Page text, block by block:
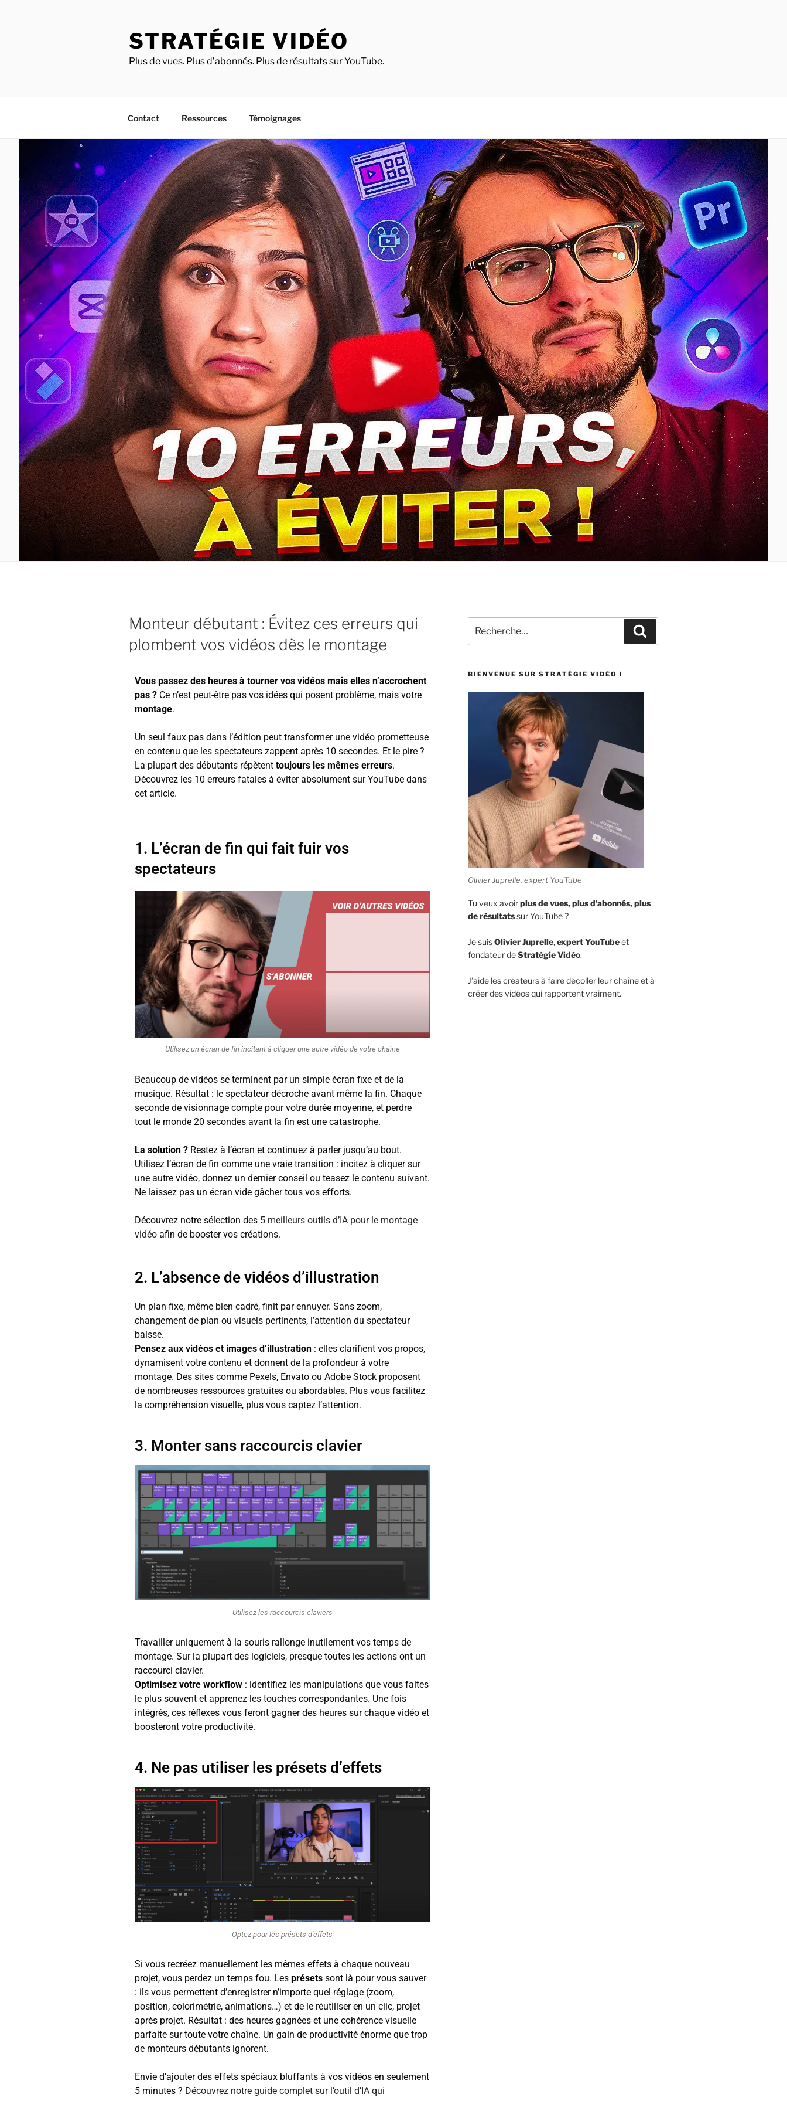
STRATÉGIE VIDÉO
Plus de vues. Plus d’abonnés. Plus de résultats sur YouTube.
Contact Ressources Témoignages
Monteur débutant : Évitez ces erreurs qui
plombent vos vidéos dès le montage
Vous passez des heures à tourner vos vidéos mais elles n’accrochent
pas ? Ce n’est peut-être pas vos idées qui posent problème, mais votre
montage.
Un seul faux pas dans l’édition peut transformer une vidéo prometteuse
en contenu que les spectateurs zappent après 10 secondes. Et le pire ?
La plupart des débutants répètent toujours les mêmes erreurs.
Découvrez les 10 erreurs fatales à éviter absolument sur YouTube dans
cet article.
1. L’écran de fin qui fait fuir vos
spectateurs
Utilisez un écran de fin incitant à cliquer une autre vidéo de votre chaîne
Beaucoup de vidéos se terminent par un simple écran fixe et de la
musique. Résultat : le spectateur décroche avant même la fin. Chaque
seconde de visionnage compte pour votre durée moyenne, et perdre
tout le monde 20 secondes avant la fin est une catastrophe.
La solution ? Restez à l’écran et continuez à parler jusqu’au bout.
Utilisez l’écran de fin comme une vraie transition : incitez à cliquer sur
une autre vidéo, donnez un dernier conseil ou teasez le contenu suivant.
Ne laissez pas un écran vide gâcher tous vos efforts.
Découvrez notre sélection des 5 meilleurs outils d’IA pour le montage
vidéo afin de booster vos créations.
2. L’absence de vidéos d’illustration
Un plan fixe, même bien cadré, finit par ennuyer. Sans zoom,
changement de plan ou visuels pertinents, l’attention du spectateur
baisse.
Pensez aux vidéos et images d’illustration : elles clarifient vos propos,
dynamisent votre contenu et donnent de la profondeur à votre
montage. Des sites comme Pexels, Envato ou Adobe Stock proposent
de nombreuses ressources gratuites ou abordables. Plus vous facilitez
la compréhension visuelle, plus vous captez l’attention.
3. Monter sans raccourcis clavier
Utilisez les raccourcis claviers
Travailler uniquement à la souris rallonge inutilement vos temps de
montage. Sur la plupart des logiciels, presque toutes les actions ont un
raccourci clavier.
Optimisez votre workflow : identifiez les manipulations que vous faites
le plus souvent et apprenez les touches correspondantes. Une fois
intégrés, ces réflexes vous feront gagner des heures sur chaque vidéo et
boosteront votre productivité.
4. Ne pas utiliser les présets d’effets
Optez pour les présets d'effets
Si vous recréez manuellement les mêmes effets à chaque nouveau
projet, vous perdez un temps fou. Les présets sont là pour vous sauver
: ils vous permettent d’enregistrer n’importe quel réglage (zoom,
position, colorimétrie, animations…) et de le réutiliser en un clic, projet
après projet. Résultat : des heures gagnées et une cohérence visuelle
parfaite sur toute votre chaîne. Un gain de productivité énorme que trop
de monteurs débutants ignorent.
Envie d’ajouter des effets spéciaux bluffants à vos vidéos en seulement
5 minutes ? Découvrez notre guide complet sur l’outil d’IA qui
BIENVENUE SUR STRATÉGIE VIDÉO !
Olivier Juprelle, expert YouTube
Tu veux avoirplus de vues, plus d’abonnés, plus
de résultatssur YouTube ?
Je suisOlivier Juprelle,expert YouTubeet
fondateur deStratégie Vidéo.
J’aide les créateurs à faire décoller leur chaîne et à
créer des vidéos qui rapportent vraiment.